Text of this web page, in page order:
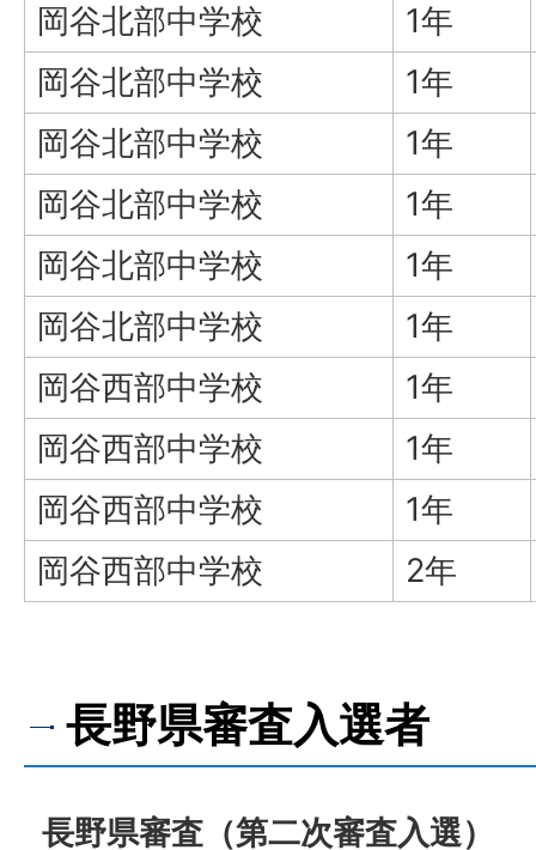
岡谷北部中学校
1年
岡谷北部中学校
1年
岡谷北部中学校
1年
岡谷北部中学校
1年
岡谷北部中学校
1年
岡谷北部中学校
1年
岡谷西部中学校
1年
岡谷西部中学校
1年
岡谷西部中学校
1年
岡谷西部中学校
2年
長野県審査入選者
長野県審査（第二次審査入選）